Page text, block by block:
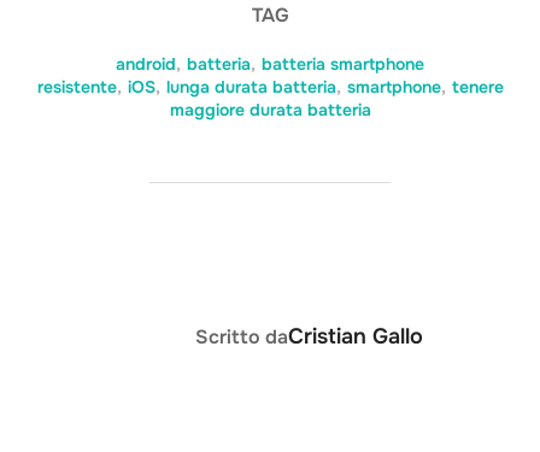
TAG
android, batteria, batteria smartphone
resistente, iOS, lunga durata batteria, smartphone, tenere
maggiore durata batteria
Scritto daCristian Gallo